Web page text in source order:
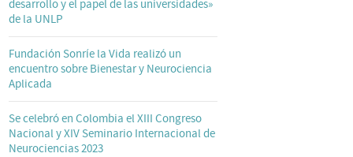
desarrollo y el papel de las universidades»
de la UNLP
Fundación Sonríe la Vida realizó un
encuentro sobre Bienestar y Neurociencia
Aplicada
Se celebró en Colombia el XIII Congreso
Nacional y XIV Seminario Internacional de
Neurociencias 2023